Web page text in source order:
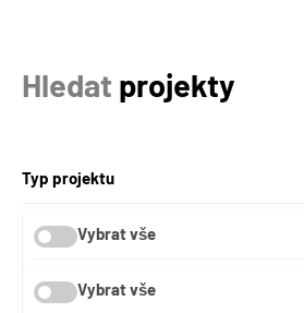
Hledat projekty
Typ projektu
Vybrat vše
2014-2020
2021-2027
Kraj
Vybrat vše
Tematická oblast